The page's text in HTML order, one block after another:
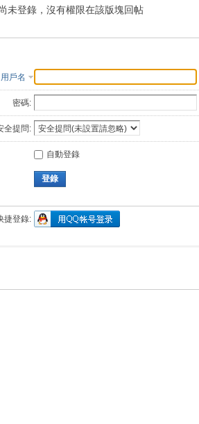
索
未登錄，沒有權限在該版塊回帖
用戶名
密碼:
全提問:
自動登錄
登錄
捷登錄: